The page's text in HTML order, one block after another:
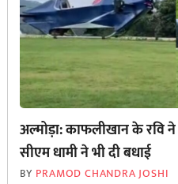
अल्मोड़ा: काफलीखान के रवि
सीएम धामी ने भी दी बधाई
BY PRAMOD CHANDRA JOSHI